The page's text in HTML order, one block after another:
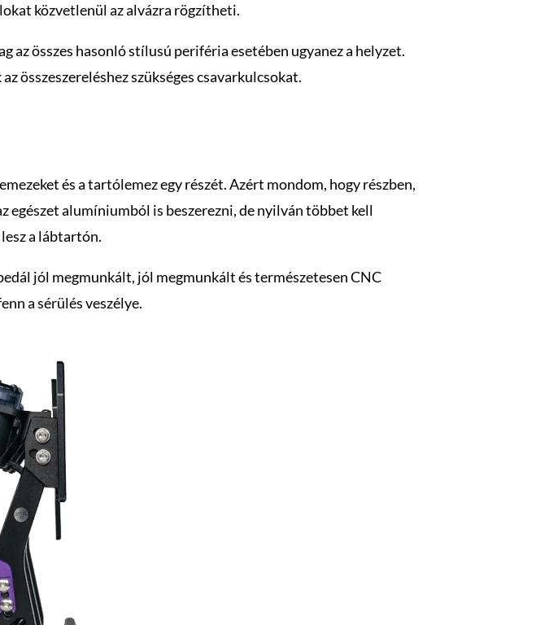
közvetlenül az alvázra rögzítheti.
az összes hasonló stílusú periféria esetében ugyanez a helyzet.
összeszereléshez szükséges csavarkulcsokat.
és a tartólemez egy részét. Azért mondom, hogy részben,
egészet alumíniumból is beszerezni, de nyilván többet kell
a lábtartón.
jól megmunkált, jól megmunkált és természetesen CNC
a sérülés veszélye.